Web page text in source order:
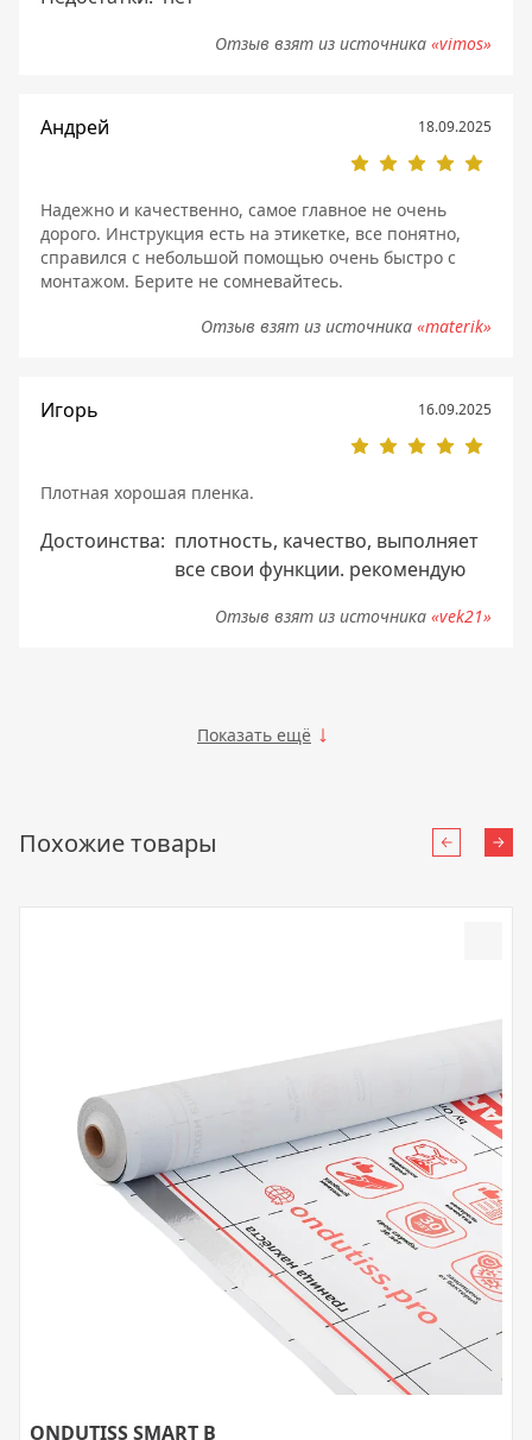
Отзыв взят из источника «vimos»
Андрей 18.09.2025
Надежно и качественно, самое главное не очень
дорого. Инструкция есть на этикетке, все понятно,
справился с небольшой помощью очень быстро с
монтажом. Берите не сомневайтесь.
Отзыв взят из источника «materik»
Игорь 16.09.2025
Плотная хорошая пленка.
Достоинства: плотность, качество, выполняет
все свои функции. рекомендую
Отзыв взят из источника «vek21»
Показать ещё
Похожие товары Назад
ONDUTISS SMART B